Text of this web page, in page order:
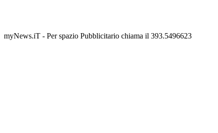
myNews.iT - Per spazio Pubblicitario chiama il 393.5496623